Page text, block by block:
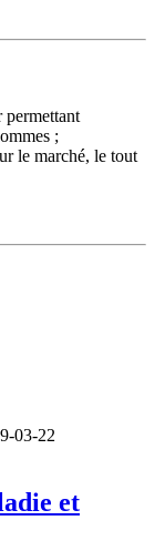
permettant
;
le marché, le tout
03-22
et